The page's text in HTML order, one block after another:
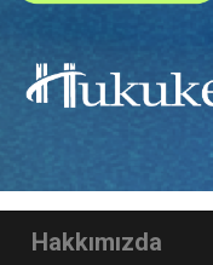
eşlerin
Hakkımızda